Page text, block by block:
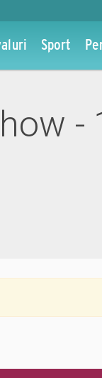
Sport
-